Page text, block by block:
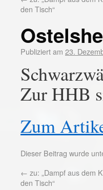
den Tisch“
Publiziert am 23.
Zur HHB
Zum
Dieser Beitrag wurde
← zu: „Dampf aus dem
den Tisch“